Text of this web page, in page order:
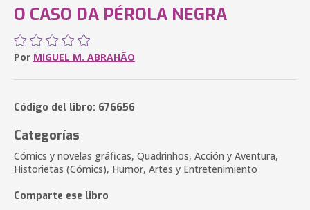
O CASO DA PÉROLA NEGRA
Por MIGUEL M. ABRAHÃO
Código del libro: 676656
Categorías
Cómics y novelas gráficas, Quadrinhos, Acción y Aventura,
Historietas (Cómics), Humor, Artes y Entretenimiento
Comparte ese libro